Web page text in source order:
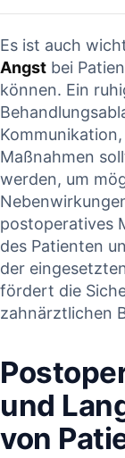
Es ist auch
Angst bei
können. Ein​
Maßnahmen
werden, um
postoperatives
des Patienten
der
fördert die
zahnärztlichen
und
von